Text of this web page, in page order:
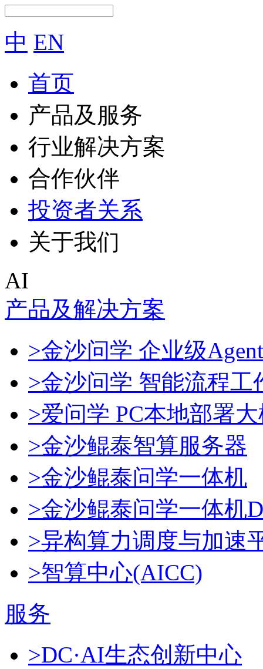
中 EN
首页
产品及服务
行业解决方案
合作伙伴
投资者关系
关于我们
AI
产品及解决方案
>金沙问学 企业级
>金沙问学 智能流程工
>爱问学 PC本地部署
>金沙鲲泰智算服务器
>金沙鲲泰问学一体机
>金沙鲲泰问学一体机
>异构算力调度与加速
>智算中心(AICC)
服务
>DC·AI生态创新中心